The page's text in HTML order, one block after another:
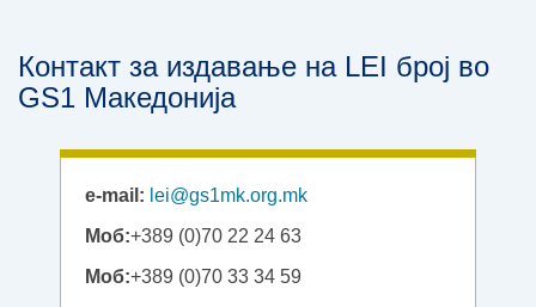
Контакт за издавање на LEI број во
GS1 Македонија
e-mail: lei@gs1mk.org.mk
Моб:+389 (0)70 22 24 63
Моб:+389 (0)70 33 34 59